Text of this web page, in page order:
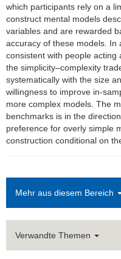
AMOS
Brown Bag Seminar
Publikationen
Studium
FLEX
Kontakt
which participants rely on a
construct mental models
variables and are rewarded
accuracy of these models.
consistent with people
the simplicity–complexity
systematically with the size
willingness to improve in-
more complex models. The
benchmarks is in the
preference for overly simple
construction conditional on
Mehr aus diesem Bereich
Verwandte Themen